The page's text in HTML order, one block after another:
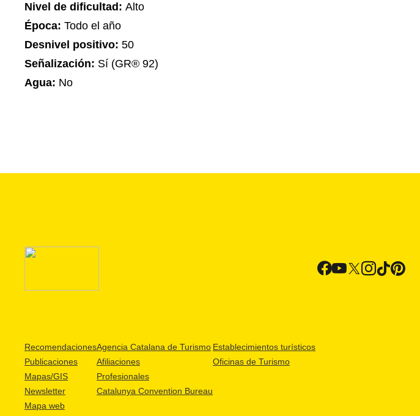
Nivel de dificultad: Alto
Época: Todo el año
Desnivel positivo: 50
Señalización: Sí (GR® 92)
Agua: No
Recomendaciones
Publicaciones
Mapas/GIS
Newsletter
Mapa web
Agencia Catalana de Turismo
Afiliaciones
Profesionales
Catalunya Convention Bureau
Establecimientos turísticos
Oficinas de Turismo